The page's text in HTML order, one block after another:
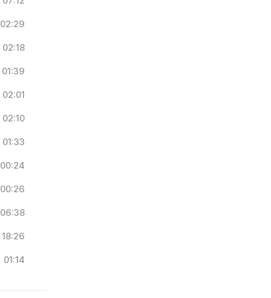
02:29
02:18
01:39
02:01
02:10
01:33
00:24
00:26
06:38
18:26
01:14